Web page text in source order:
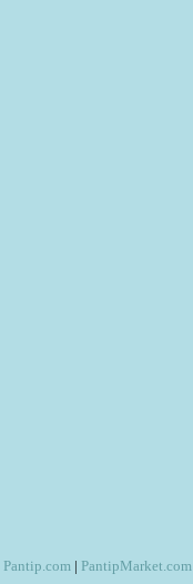
Pantip.com | PantipMarket.com